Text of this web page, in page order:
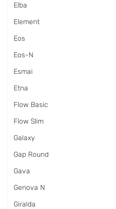
Elba
Element
Eos
Eos-N
Esmai
Etna
Flow Basic
Flow Slim
Galaxy
Gap Round
Gava
Genova N
Giralda